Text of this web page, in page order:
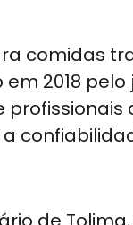
comidas
2018